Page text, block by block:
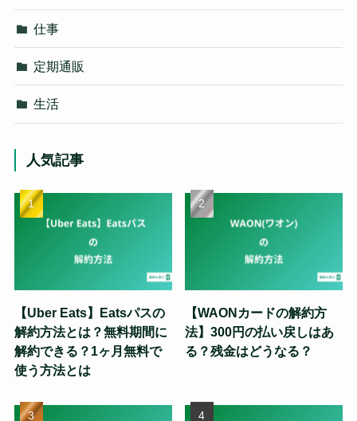
仕事
定期通販
生活
人気記事
【Uber Eats】Eatsパスの
解約方法とは？無料期間に
解約できる？1ヶ月無料で
使う方法とは
【WAONカードの解約方
法】300円の払い戻しはあ
る？残金はどうなる？